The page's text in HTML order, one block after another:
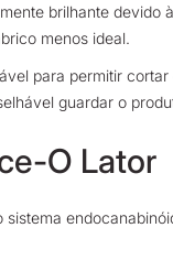
brilhante
menos ideal.
para permitir
guardar o
O Lator
sistema